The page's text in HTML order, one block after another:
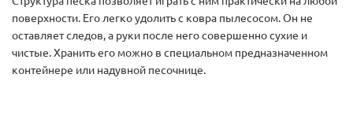
поверхности. Его легко удолить с ковра пылесосом. Он не
оставляет следов, а руки после него совершенно сухие и
чистые. Хранить его можно в специальном предназначенном
контейнере или надувной песочнице.